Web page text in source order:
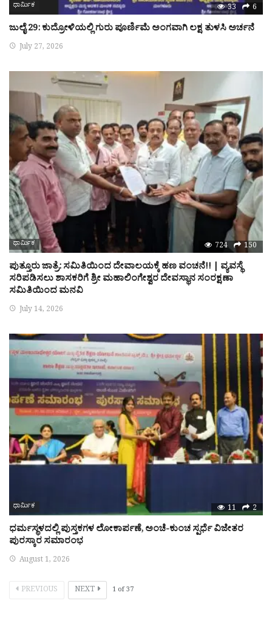
ಧಾರ್ಮಿಕ 33 6
ಜುಲೈ 29: ಕುದ್ರೋಳಿಯಲ್ಲಿ ಗುರು ಪೂರ್ಣಿಮೆ ಅಂಗವಾಗಿ ಲಕ್ಷ ತುಳಸಿ ಅರ್ಚನೆ
July 27, 2026
ಧಾರ್ಮಿಕ 724 150
ಪುತ್ತೂರು ಜಾತ್ರೆ: ಸಮಿತಿಯಿಂದ ದೇವಾಲಯಕ್ಕೆ ಹಣ ವಂಚನೆ!! | ವ್ಯವಸ್ಥೆ
ಸರಿಪಡಿಸಲು ಶಾಸಕರಿಗೆ ಶ್ರೀ ಮಹಾಲಿಂಗೇಶ್ವರ ದೇವಸ್ಥಾನ ಸಂರಕ್ಷಣಾ
ಸಮಿತಿಯಿಂದ ಮನವಿ
July 14, 2026
ಧಾರ್ಮಿಕ 11 2
ಧರ್ಮಸ್ಥಳದಲ್ಲಿ ಪುಸ್ತಕಗಳ ಲೋಕಾರ್ಪಣೆ, ಅಂಚೆ-ಕುಂಚ ಸ್ಪರ್ಧೆ ವಿಜೇತರ
ಪುರಸ್ಕಾರ ಸಮಾರಂಭ
August 1, 2026
PREVIOUS NEXT 1 of37